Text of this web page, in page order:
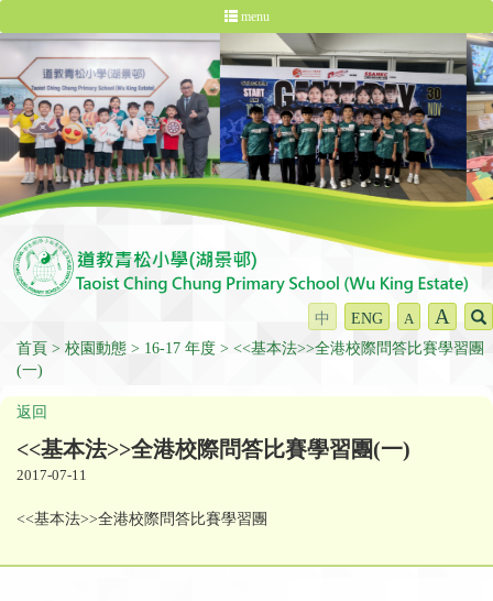
menu
中 ENG A A
首頁 校園動態 16-17 年度
<<基本法>>全港校際問答比賽學習團
(一)
返回
<<基本法>>全港校際問答比賽學習團(一)
2017-07-11
<<基本法>>全港校際問答比賽學習團